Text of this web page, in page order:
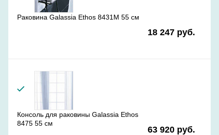
Раковина Galassia Ethos 8431М 55 см
18 247 руб.
Консоль для раковины Galassia Ethos
8475 55 см
63 920 руб.